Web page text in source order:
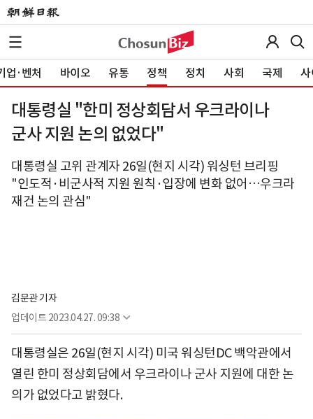
업·벤처 바이오 유통 정책 정치 사회 국제 사
대통령실 "한미 정상회담서 우크라이나
군사 지원 논의 없었다"
대통령실 고위 관계자 26일(현지 시각) 워싱턴 브리핑
"인도적·비군사적 지원 원칙·입장에 변화 없어…우크라
재건 논의 관심"
김문관 기자
업데이트 2023.04.27. 09:38
대통령실은 26일(현지 시각) 미국 워싱턴DC 백악관에서
열린 한미 정상회담에서 우크라이나 군사 지원에 대한 논
의가 없었다고 밝혔다.